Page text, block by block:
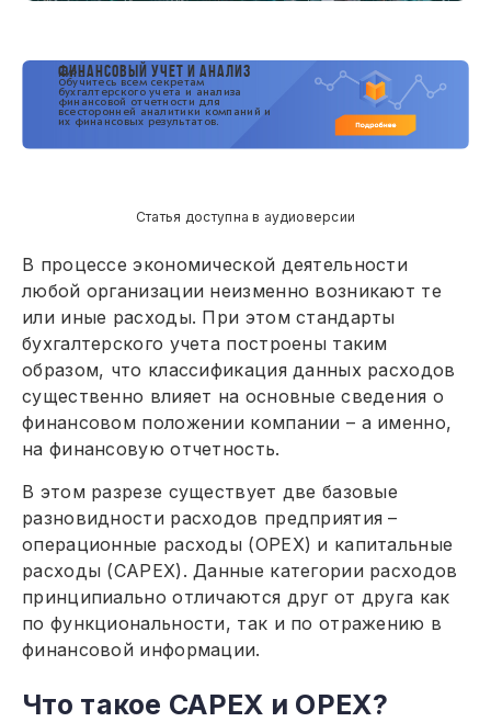
КУРС
ФИНАНСОВЫЙ УЧЕТ И АНАЛИЗ
Обучитесь всем секретам
бухгалтерского учета и анализа
финансовой отчетности для
всесторонней аналитики компаний и
их финансовых результатов.
Статья доступна в аудиоверсии
В процессе экономической деятельности
любой организации неизменно возникают те
или иные расходы. При этом стандарты
бухгалтерского учета построены таким
образом, что классификация данных расходов
существенно влияет на основные сведения о
финансовом положении компании – а именно,
на финансовую отчетность.
В этом разрезе существует две базовые
разновидности расходов предприятия –
операционные расходы (ОРЕХ) и капитальные
расходы (САРЕХ). Данные категории расходов
принципиально отличаются друг от друга как
по функциональности, так и по отражению в
финансовой информации.
Что такое CAPEX и OPEX?